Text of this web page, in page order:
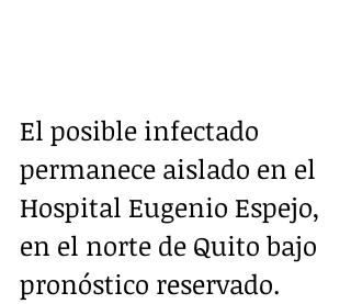
El posible infectado
permanece aislado en el
Hospital Eugenio Espejo,
en el norte de Quito bajo
pronóstico reservado.